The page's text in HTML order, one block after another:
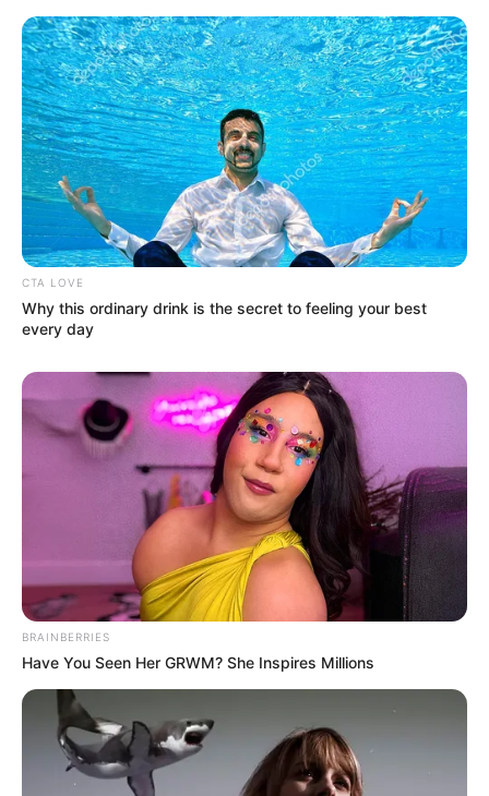
Biodata & Profil
Nama Lengkap: Yoon Ji Sung
Nama panggung: Jisung
Nama Panggilan: Yoon Ji-der, Ddoong’ee, Hair loss Ji Sung
Posisi: Leader, Lead Rapper, Vocalist
Tempat, tanggal lahir: Suncheon, 6 Agustus 1999
Ulang Tahun: 6 Agustus
Kewarganegaraan: Korea Selatan
Pendidikan: –
Agama: –
Zodiak: Leo
Pendidikan: –
Agama: –
CTA LOVE
Why this ordinary drink is the secret to feeling your best
every day
BRAINBERRIES
Have You Seen Her GRWM? She Inspires Millions